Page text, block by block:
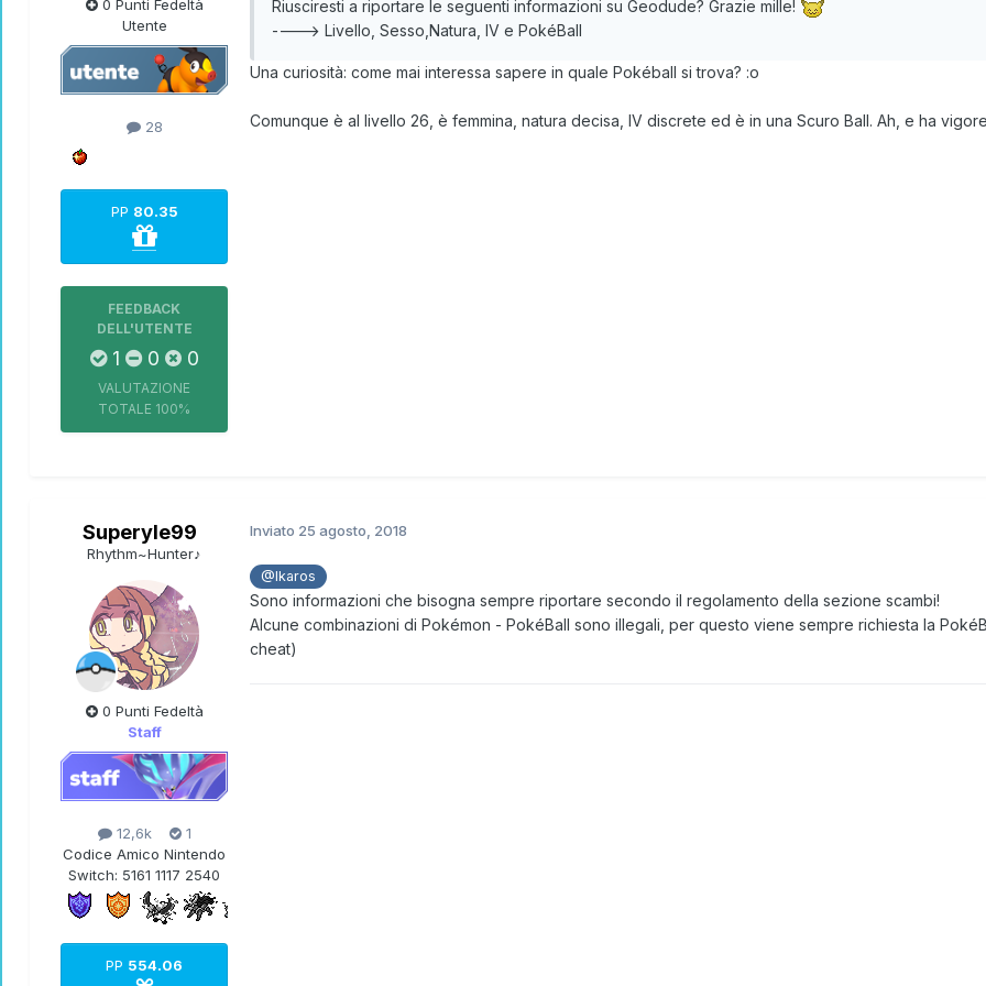
0 Punti Fedeltà
Utente
28
PP 80.35
FEEDBACK
DELL'UTENTE
1 0 0
VALUTAZIONE
TOTALE 100%
Riusciresti a riportare le seguenti informazioni su Geodude? Grazie mille!
----> Livello, Sesso,Natura, IV e PokéBall
Una curiosità: come mai interessa sapere in quale Pokéball si trova? :o
Comunque è al livello 26, è femmina, natura decisa, IV discrete ed è in una Scuro Ball. Ah, e ha
Superyle99
Rhythm~Hunter♪
0 Punti Fedeltà
Staff
12,6k
1
Codice Amico Nintendo
Switch: 5161 1117 2540
PP 554.06
Inviato 25 agosto, 2018
@Ikaros
Sono informazioni che bisogna sempre riportare secondo il regolamento della sezione scambi!
Alcune combinazioni di Pokémon - PokéBall sono illegali, per questo viene sempre richiesta la
cheat)